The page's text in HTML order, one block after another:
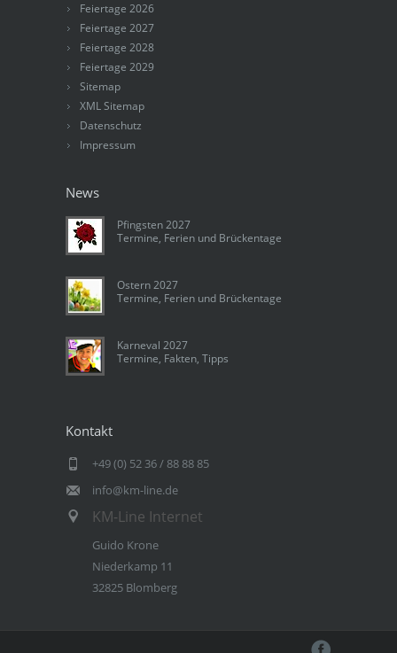
Feiertage 2026
Feiertage 2027
Feiertage 2028
Feiertage 2029
Sitemap
XML Sitemap
Datenschutz
Impressum
News
Pfingsten 2027
Termine, Ferien und Brückentage
Ostern 2027
Termine, Ferien und Brückentage
Karneval 2027
Termine, Fakten, Tipps
Kontakt
+49 (0) 52 36 / 88 88 85
info@km-line.de
KM-Line Internet
Guido Krone
Niederkamp 11
32825 Blomberg